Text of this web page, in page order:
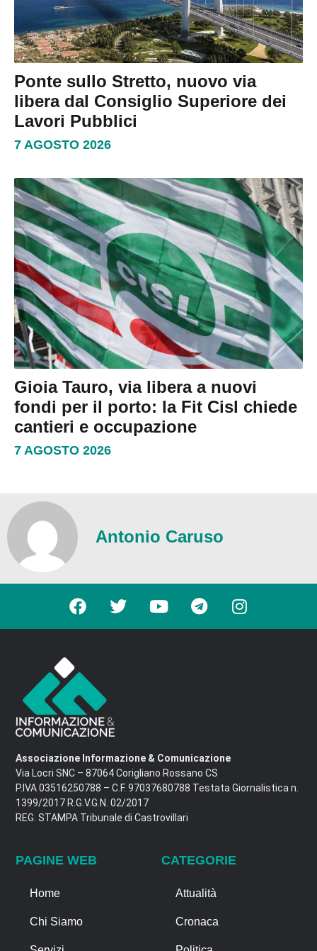
Ponte sullo Stretto, nuovo via
libera dal Consiglio Superiore dei
Lavori Pubblici
7 AGOSTO 2026
Gioia Tauro, via libera a nuovi
fondi per il porto: la Fit Cisl chiede
cantieri e occupazione
7 AGOSTO 2026
Antonio Caruso
Associazione Informazione & Comunicazione
Via Locri SNC – 87064 Corigliano Rossano CS
P.IVA 03516250788 – C.F. 97037680788 Testata Giornalistica n.
1399/2017 R.G.V.G.N. 02/2017
REG. STAMPA Tribunale di Castrovillari
PAGINE WEB
Home
Chi Siamo
CATEGORIE
Attualità
Cronaca